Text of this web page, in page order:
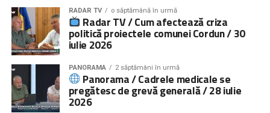
RADAR TV o săptămână în urmă
Radar TV / Cum afectează criza
politică proiectele comunei Cordun / 30
iulie 2026
PANORAMA 2 săptămâni în urmă
Panorama / Cadrele medicale se
pregătesc de grevă generală / 28 iulie
2026